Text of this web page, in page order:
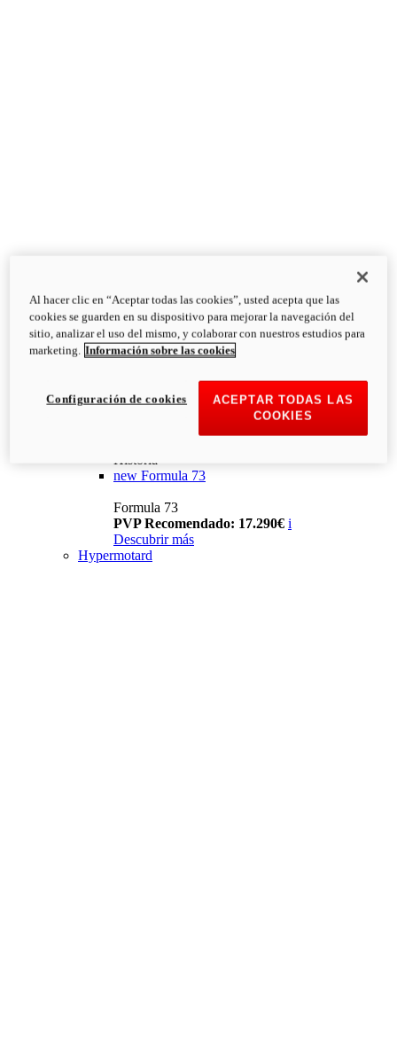
Historia
new Formula 73
Formula 73
PVP Recomendado: 17.290€ i
Descubrir más
Hypermotard
Al hacer clic en “Aceptar todas las cookies”, usted acepta que las
cookies se guarden en su dispositivo para mejorar la navegación del
sitio, analizar el uso del mismo, y colaborar con nuestros estudios para
marketing. Información sobre las cookies
ACEPTAR TODAS LAS
COOKIES
Configuración de cookies